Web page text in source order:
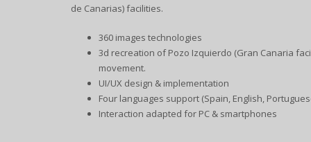
de Canarias) facilities.
360 images technologies
3d recreation of Pozo Izquierdo (Gran Canaria
movement.
UI/UX design & implementation
Four languages support (Spain, English,
Interaction adapted for PC & smartphones